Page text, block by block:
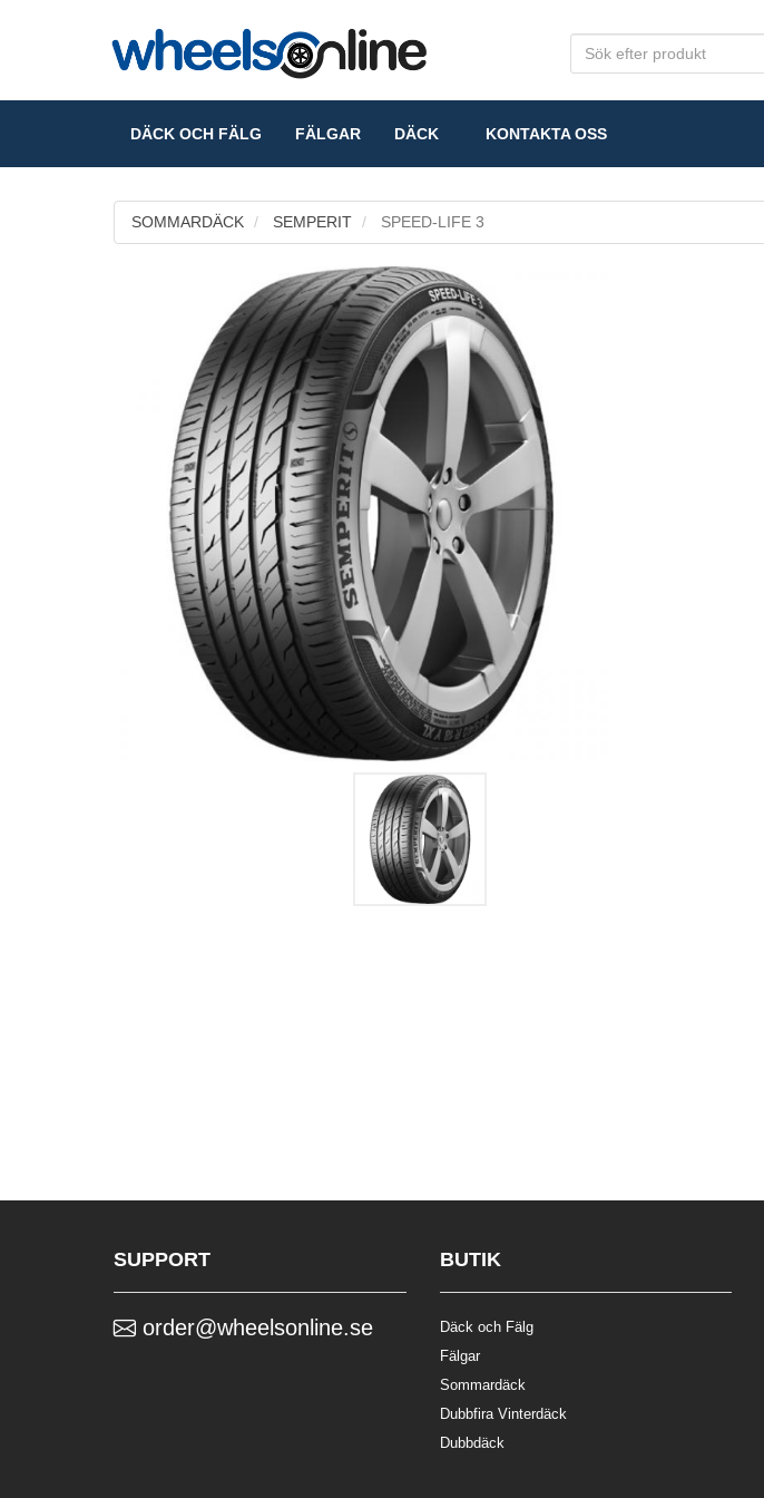
DÄCK OCH FÄLG FÄLGAR DÄCK KONTAKTA OSS
SOMMARDÄCK SEMPERIT SPEED-LIFE 3
SUPPORT
order@wheelsonline.se
BUTIK
Däck och Fälg
Fälgar
Sommardäck
Dubbfira Vinterdäck
Dubbdäck